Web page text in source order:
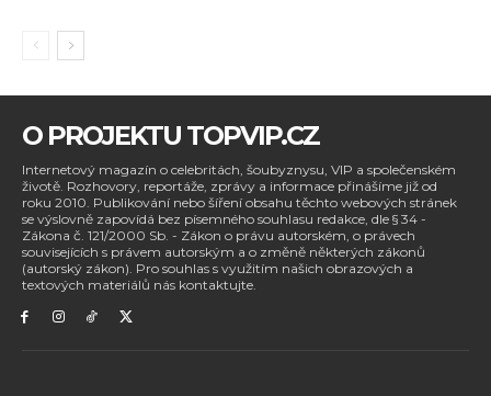
O PROJEKTU TOPVIP.CZ
Internetový magazín o celebritách, šoubyznysu, VIP a společenském
životě. Rozhovory, reportáže, zprávy a informace přinášíme již od
roku 2010. Publikování nebo šíření obsahu těchto webových stránek
se výslovně zapovídá bez písemného souhlasu redakce, dle § 34 -
Zákona č. 121/2000 Sb. - Zákon o právu autorském, o právech
souvisejících s právem autorským a o změně některých zákonů
(autorský zákon). Pro souhlas s využitím našich obrazových a
textových materiálů nás kontaktujte.